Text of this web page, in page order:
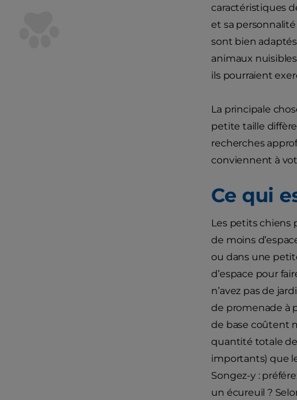
caractéristiques
et sa
sont bien
animaux
ils pourraient
La principale
petite taille
recherches
conviennent à
Ce qui
Les petits chiens
de moins
ou dans une
d’espace pour
n’avez pas de
de promenade à
de base coûtent
quantité totale
importants) que
Songez-y :
un écureuil ?